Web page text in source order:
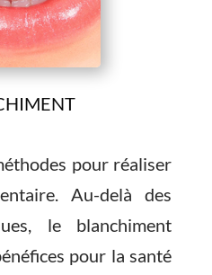
pour réaliser
Au-delà des
le blanchiment
pour la santé